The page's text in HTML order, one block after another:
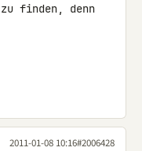
finden, denn
2011-01-08 10:16#2006428